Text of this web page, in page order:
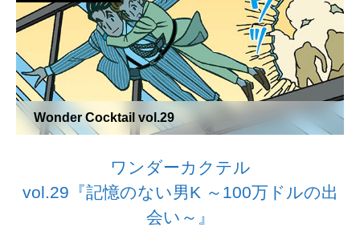
Wonder Cocktail vol.29
ワンダーカクテル
vol.29『記憶のない男K ～100万ドルの出
会い～』